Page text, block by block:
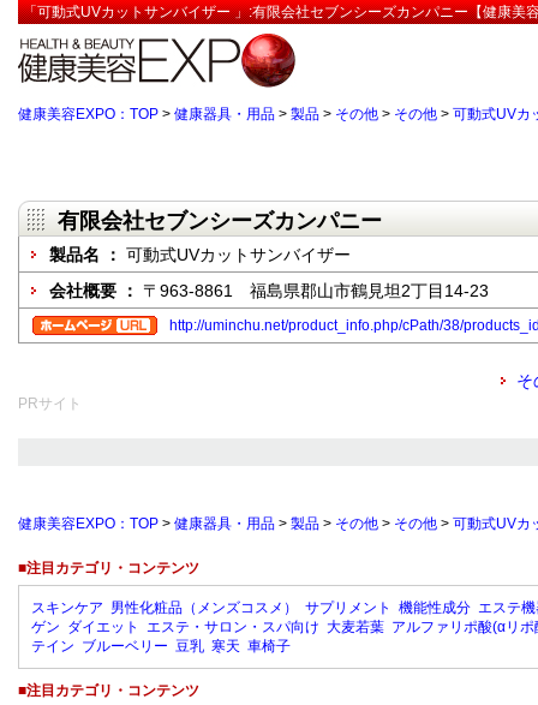
「可動式UVカットサンバイザー 」:有限会社セブンシーズカンパニー【健康美
健康美容EXPO：TOP > 健康器具・用品 > 製品 > その他 > その他 > 可動式UVカ
有限会社セブンシーズカンパニー
製品名 ： 可動式UVカットサンバイザー
会社概要 ： 〒963-8861 福島県郡山市鶴見坦2丁目14-23
http://uminchu.net/product_info.php/cPath/38/
そ
PRサイト
健康美容EXPO：TOP > 健康器具・用品 > 製品 > その他 > その他 > 可動式UVカ
■注目カテゴリ・コンテンツ
スキンケア 男性化粧品（メンズコスメ） サプリメント 機能性成分 エステ
ゲン ダイエット エステ・サロン・スパ向け 大麦若葉 アルファリポ酸(αリポ
テイン ブルーベリー 豆乳 寒天 車椅子
■注目カテゴリ・コンテンツ